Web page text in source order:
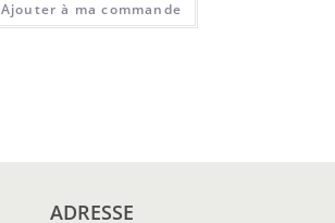
Ajouter à ma commande
ADRESSE